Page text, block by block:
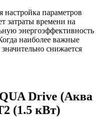
настройка параметров
затраты времени на
энергоэффективность
наиболее важные
снижается
Drive (Аква
(1.5 кВт)